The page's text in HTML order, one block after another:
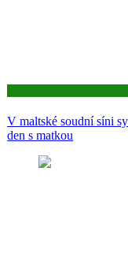
V maltské soudní síni
den s matkou